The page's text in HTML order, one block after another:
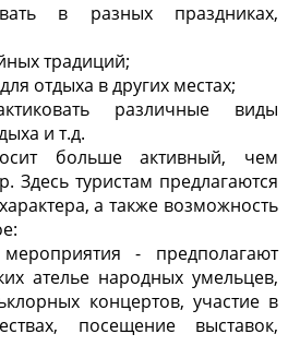
в разных праздниках,
традиций;
отдыха в других местах;
различные виды
и т.д.
больше активный, чем
Здесь туристам предлагаются
а также возможность
- предполагают
ателье народных умельцев,
концертов, участие в
посещение выставок,